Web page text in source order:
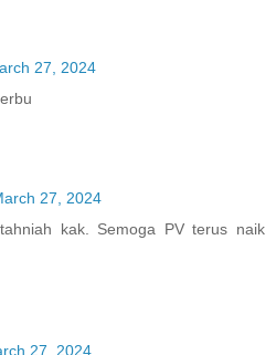
27, 2024
27, 2024
kak. Semoga PV terus naik
27, 2024